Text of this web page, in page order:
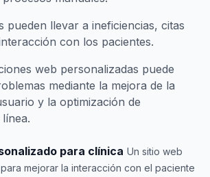
pueden llevar a ineficiencias, citas
con los pacientes.
web personalizadas puede
mediante la mejora de la
y la optimización de
para clínica Un sitio web
mejorar la interacción con el paciente